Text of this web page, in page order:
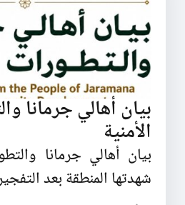
بيان أهالي جرمانا
الأمنية
بيان أهالي جرمانا
شهدتها المنطقة بعد